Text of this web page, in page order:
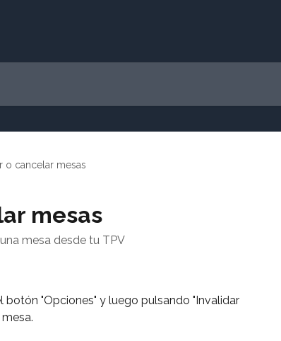
o cancelar mesas
mesas
mesa desde tu TPV
botón "Opciones" y luego pulsando "Invalidar